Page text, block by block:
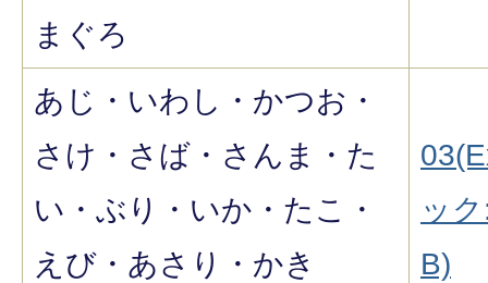
まぐろ
あじ・いわし・かつお・
さけ・さば・さんま・た
い・ぶり・いか・たこ・
えび・あさり・かき
ッ
B)